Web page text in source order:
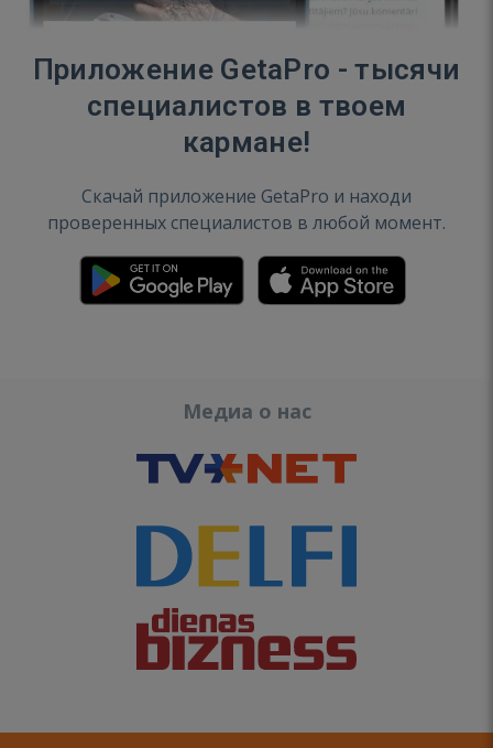
Приложение GetaPro - тысячи
специалистов в твоем
кармане!
Скачай приложение GetaPro и находи
проверенных специалистов в любой момент.
Медиа о нас